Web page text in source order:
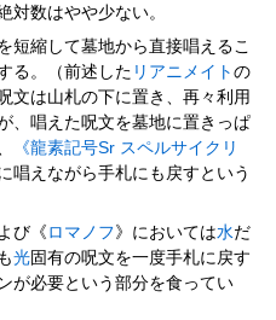
対数はやや少ない。
縮して墓地から直接唱えるこ
る。（前述した リアニメイトの
文は山札の下に置き、再々利用
、唱えた呪文を墓地に置きっぱ
《龍素記号Sr スペルサイクリ
唱えながら手札にも戻すという
び《 ロマノフ》においては水だ
光固有の呪文を一度手札に戻す
が必要という部分を食ってい